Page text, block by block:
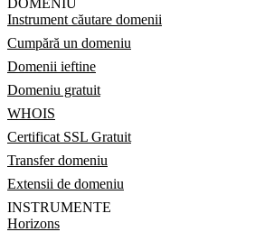
DOMENIU
Instrument căutare domenii
Cumpără un domeniu
Domenii ieftine
Domeniu gratuit
WHOIS
Certificat SSL Gratuit
Transfer domeniu
Extensii de domeniu
INSTRUMENTE
Horizons